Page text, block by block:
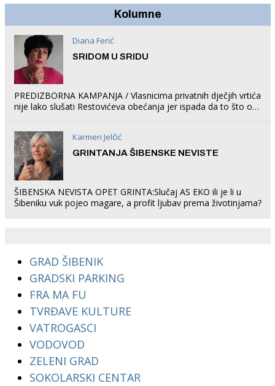
Kolumne
Diana Ferić
SRIDOM U SRIDU
PREDIZBORNA KAMPANJA / Vlasnicima privatnih dječjih vrtića
nije lako slušati Restovićeva obećanja jer ispada da to što oni
Karmen Jelčić
GRINTANJA ŠIBENSKE NEVISTE
ŠIBENSKA NEVISTA OPET GRINTA:Slučaj AS EKO ili je li u
Šibeniku vuk pojeo magare, a profit ljubav prema životinjama?
GRAD ŠIBENIK
GRADSKI PARKING
FRA MA FU
TVRĐAVE KULTURE
VATROGASCI
VODOVOD
ZELENI GRAD
SOKOLARSKI CENTAR